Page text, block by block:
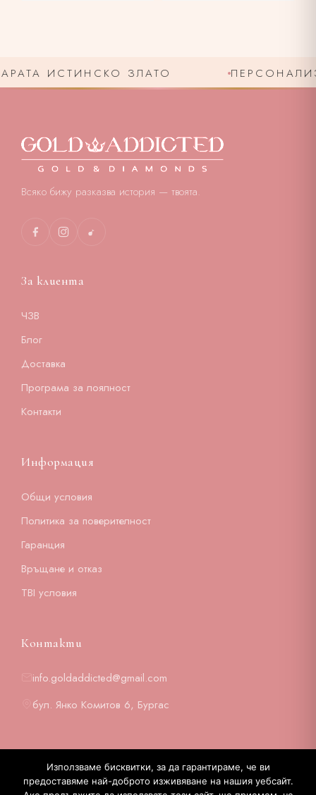
ИСТИНСКО ЗЛАТО
Всяко бижу разказва история — твоята.
За клиента
ЧЗВ
Блог
Доставка
Програма за лоялност
Контакти
Информация
Общи условия
Политика за поверителност
Гаранция
Връщане и отказ
TBI условия
Контакти
info.goldaddicted@gmail.com
бул. Янко Комитов 6, Бургас
© 2026 GOLD ADDICTED. Всички права запазени.
Използваме бисквитки, за да гарантираме, че ви
предоставяме най-доброто изживяване на нашия уебсайт.